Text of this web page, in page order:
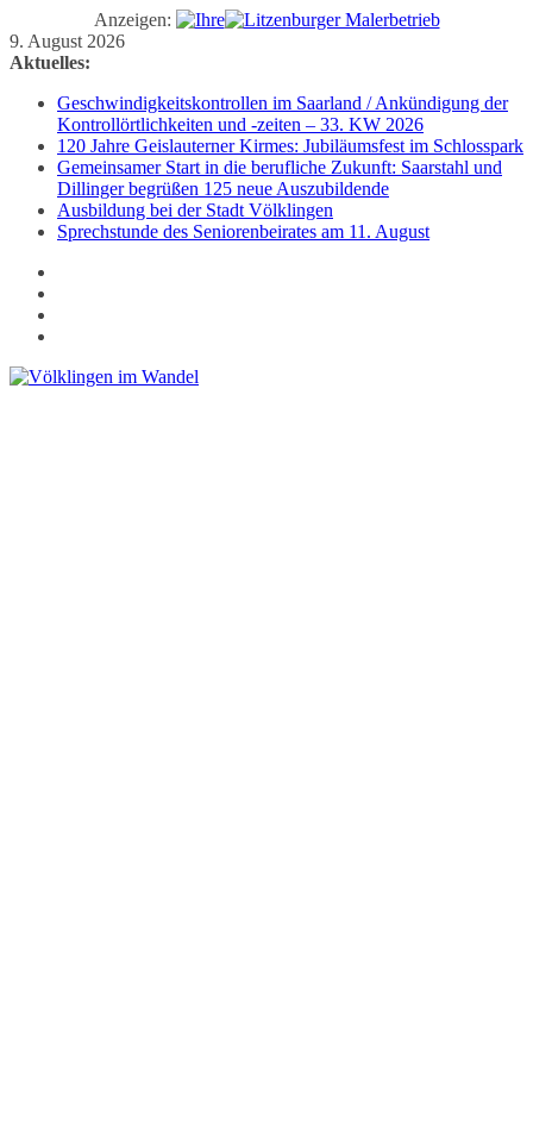
Anzeigen:
Zum
Inhalt
9. August 2026
Aktuelles:
Geschwindigkeitskontrollen im Saarland / Ankündigung der
Kontrollörtlichkeiten und -zeiten – 33. KW 2026
120 Jahre Geislauterner Kirmes: Jubiläumsfest im Schlosspark
Gemeinsamer Start in die berufliche Zukunft: Saarstahl und
Dillinger begrüßen 125 neue Auszubildende
Ausbildung bei der Stadt Völklingen
Sprechstunde des Seniorenbeirates am 11. August